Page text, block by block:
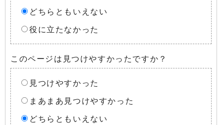
どちらともいえない
役に立たなかった
このページは見つけやすかったですか？
見つけやすかった
まあまあ見つけやすかった
どちらともいえない